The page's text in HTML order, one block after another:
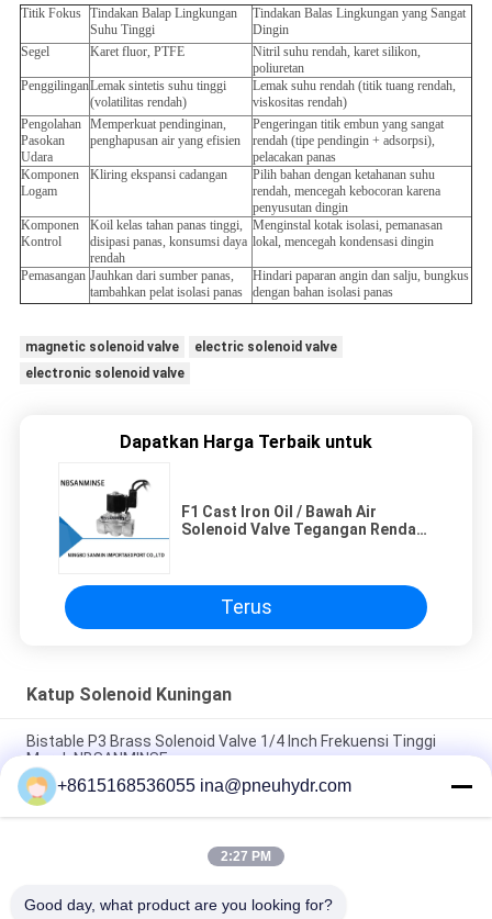
Titik Fokus Tindakan Balap Lingkungan
Suhu Tinggi
Tindakan Balas Lingkungan yang Sangat
Dingin
Segel
Karet fluor, PTFE
Nitril suhu rendah, karet silikon,
poliuretan
PenggilinganLemak sintetis suhu tinggi
(volatilitas rendah)
Lemak suhu rendah (titik tuang rendah,
viskositas rendah)
Pengolahan
Pasokan
Udara
Memperkuat pendinginan,
penghapusan air yang efisien
Pengeringan titik embun yang sangat
rendah (tipe pendingin + adsorpsi),
pelacakan panas
Komponen
Logam
Kliring ekspansi cadangan
Pilih bahan dengan ketahanan suhu
rendah, mencegah kebocoran karena
penyusutan dingin
Komponen
Kontrol
Koil kelas tahan panas tinggi,
disipasi panas, konsumsi daya
rendah
Menginstal kotak isolasi, pemanasan
lokal, mencegah kondensasi dingin
Pemasangan Jauhkan dari sumber panas,
tambahkan pelat isolasi panas
Hindari paparan angin dan salju, bungkus
dengan bahan isolasi panas
magnetic solenoid valve
electric solenoid valve
electronic solenoid valve
Dapatkan Harga Terbaik untuk
F1 Cast Iron Oil / Bawah Air
Solenoid Valve Tegangan Rendah
Terus
Katup Solenoid Kuningan
Bistable P3 Brass Solenoid Valve 1/4 Inch Frekuensi Tinggi
Merek NBSANMINSE
Z4 Stainless Steel Solenoid Valve Untuk Air Langsung
Bertindak Solenoid Valve
Z6 Anti Ledakan Forged Brass Solenoid Valve Biasanya
+8615168536055 ina@pneuhydr.com
2:27 PM
Good day, what product are you looking for?